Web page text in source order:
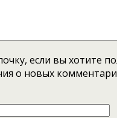
если вы хотите
о новых